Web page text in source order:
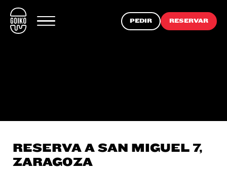
PEDIR RESERVAR
RESERVA A SAN MIGUEL 7,
ZARAGOZA